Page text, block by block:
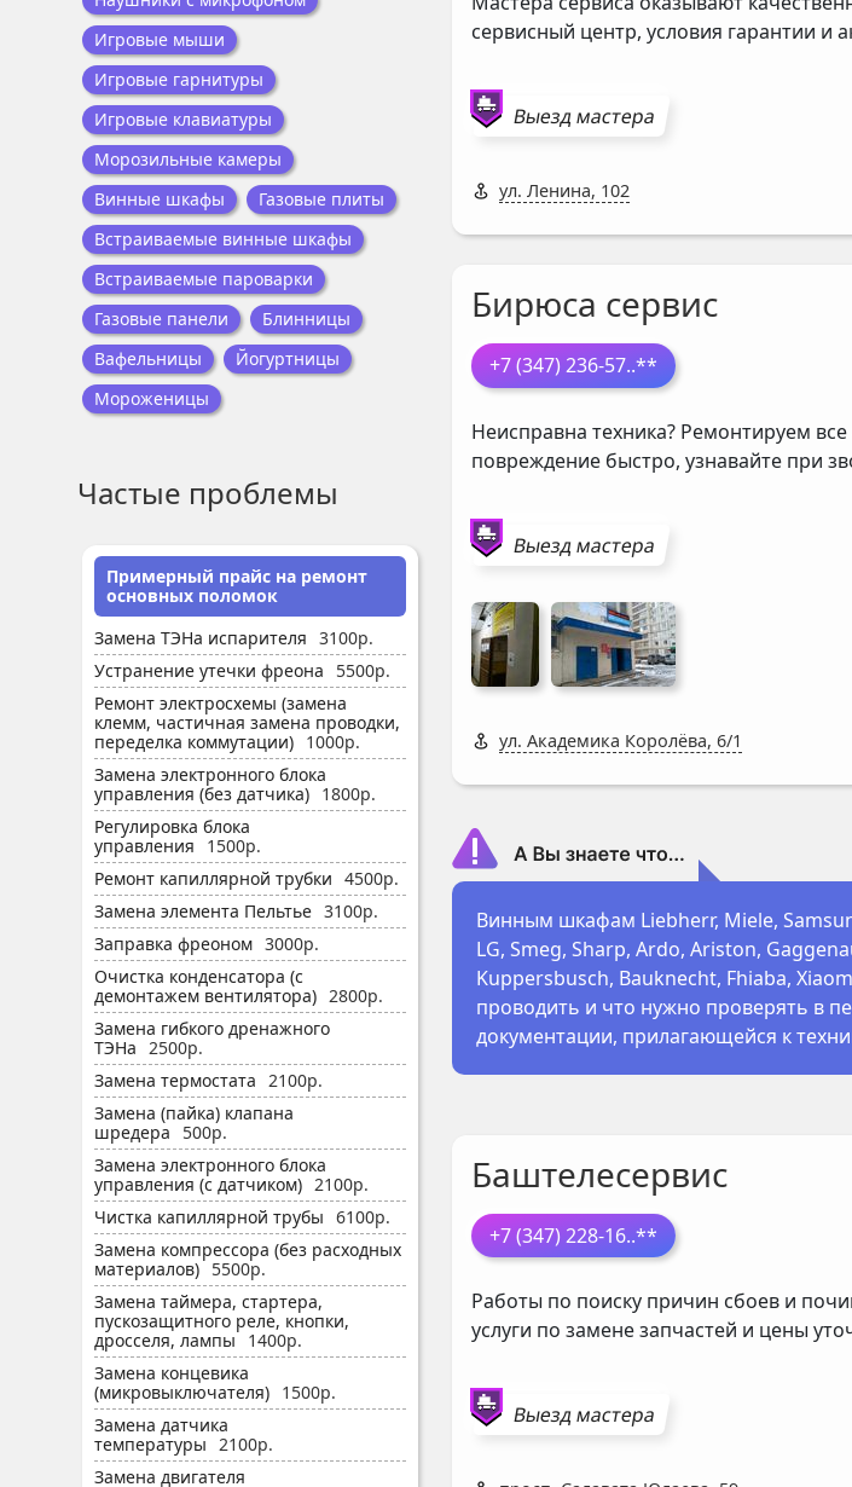
Игровые мыши
Игровые гарнитуры
Игровые клавиатуры
Морозильные камеры
Винные шкафы
Газовые плиты
Встраиваемые винные шкафы
Встраиваемые пароварки
Газовые панели
Блинницы
Вафельницы
Йогуртницы
Мороженицы
Частые проблемы
Примерный прайс на ремонт
основных поломок
Замена ТЭНа испарителя 3100р.
Устранение утечки фреона
5500р.
Ремонт электросхемы (замена
клемм, частичная замена проводки,
переделка коммутации) 1000р.
Замена электронного блока
управления (без датчика) 1800р.
Регулировка блока
управления
1500р.
Ремонт капиллярной трубки 4500р.
Замена элемента Пельтье 3100р.
Заправка фреоном 3000р.
Очистка конденсатора (с
демонтажем вентилятора) 2800р.
Замена гибкого дренажного
ТЭНа 2500р.
Замена термостата 2100р.
Замена (пайка) клапана
шредера
500р.
Замена электронного блока
управления (с датчиком) 2100р.
Чистка капиллярной трубы 6100р.
Замена компрессора (без расходных
материалов) 5500р.
Замена таймера, стартера,
пускозащитного реле, кнопки,
дросселя, лампы
1400р.
Замена концевика
(микровыключателя) 1500р.
Замена датчика
температуры 2100р.
Замена двигателя
сервисный центр, условия гарантии
Выезд мастера
ул. Ленина, 102
Бирюса сервис
+7 (347) 236-57..**
Неисправна техника? Ремонтируем
повреждение быстро, узнавайте при
Выезд мастера
ул. Академика Королёва, 6/1
Винным шкафам Liebherr, Miele,
LG, Smeg, Sharp, Ardo, Ariston,
Kuppersbusch, Bauknecht, Fhiaba,
проводить и что нужно проверять в
документации, прилагающейся к
Баштелесервис
+7 (347) 228-16..**
Работы по поиску причин сбоев и
услуги по замене запчастей и цены
Выезд мастера